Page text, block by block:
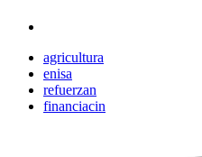
agricultura
enisa
refuerzan
financiacin